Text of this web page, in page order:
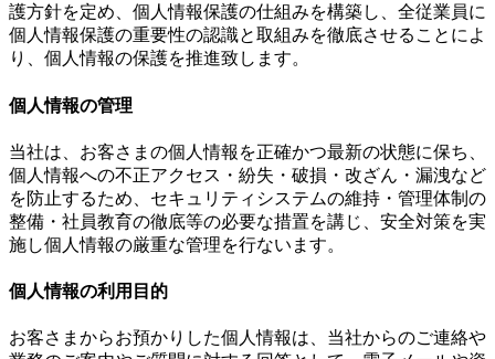
護方針を定め、個人情報保護の仕組みを構築し、全従業員に
個人情報保護の重要性の認識と取組みを徹底させることによ
り、個人情報の保護を推進致します。
個人情報の管理
当社は、お客さまの個人情報を正確かつ最新の状態に保ち、
個人情報への不正アクセス・紛失・破損・改ざん・漏洩など
を防止するため、セキュリティシステムの維持・管理体制の
整備・社員教育の徹底等の必要な措置を講じ、安全対策を実
施し個人情報の厳重な管理を行ないます。
個人情報の利用目的
お客さまからお預かりした個人情報は、当社からのご連絡や